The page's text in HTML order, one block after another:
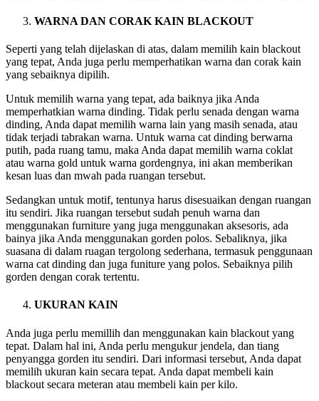
WARNA DAN CORAK KAIN BLACKOUT
Seperti yang telah dijelaskan di atas, dalam memilih kain blackout
yang tepat, Anda juga perlu memperhatikan warna dan corak kain
yang sebaiknya dipilih.
Untuk memilih warna yang tepat, ada baiknya jika Anda
memperhatkian warna dinding. Tidak perlu senada dengan warna
dinding, Anda dapat memilih warna lain yang masih senada, atau
tidak terjadi tabrakan warna. Untuk warna cat dinding berwarna
putih, pada ruang tamu, maka Anda dapat memilih warna coklat
atau warna gold untuk warna gordengnya, ini akan memberikan
kesan luas dan mwah pada ruangan tersebut.
Sedangkan untuk motif, tentunya harus disesuaikan dengan ruangan
itu sendiri. Jika ruangan tersebut sudah penuh warna dan
menggunakan furniture yang juga menggunakan aksesoris, ada
bainya jika Anda menggunakan gorden polos. Sebaliknya, jika
suasana di dalam ruagan tergolong sederhana, termasuk penggunaan
warna cat dinding dan juga funiture yang polos. Sebaiknya pilih
gorden dengan corak tertentu.
UKURAN KAIN
Anda juga perlu memillih dan menggunakan kain blackout yang
tepat. Dalam hal ini, Anda perlu mengukur jendela, dan tiang
penyangga gorden itu sendiri. Dari informasi tersebut, Anda dapat
memilih ukuran kain secara tepat. Anda dapat membeli kain
blackout secara meteran atau membeli kain per kilo.